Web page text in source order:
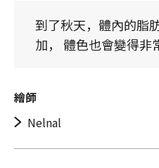
到了秋天，體內的脂
加， 體色也會變得非
繪師
Nelnal